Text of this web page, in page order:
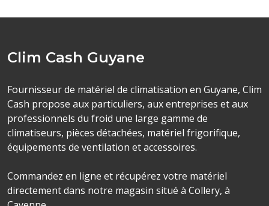
Clim Cash Guyane
Fournisseur de matériel de climatisation en Guyane, Clim
Cash propose aux particuliers, aux entreprises et aux
professionnels du froid une large gamme de
climatiseurs, pièces détachées, matériel frigorifique,
équipements de ventilation et accessoires.
Commandez en ligne et récupérez votre matériel
directement dans notre magasin situé à Collery, à